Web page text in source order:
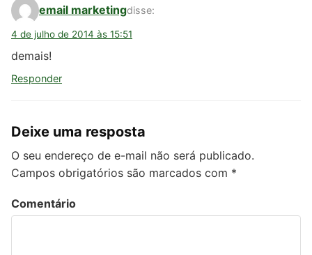
email marketingdisse:
4 de julho de 2014 às 15:51
demais!
Responder
Deixe uma resposta
O seu endereço de e-mail não será publicado.
Campos obrigatórios são marcados com *
Comentário